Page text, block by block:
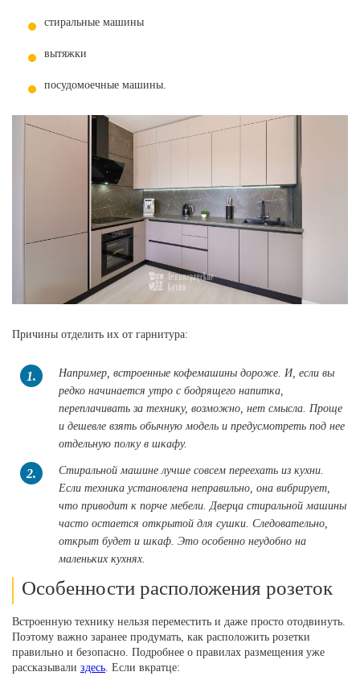
стиральные машины
вытяжки
посудомоечные машины.
Причины отделить их от гарнитура:
1.
Например, встроенные кофемашины дороже. И, если вы
редко начинается утро с бодрящего напитка,
переплачивать за технику, возможно, нет смысла. Проще
и дешевле взять обычную модель и предусмотреть под нее
отдельную полку в шкафу.
2.
Стиральной машине лучше совсем переехать из кухни.
Если техника установлена неправильно, она вибрирует,
что приводит к порче мебели. Дверца стиральной машины
часто остается открытой для сушки. Следовательно,
открыт будет и шкаф. Это особенно неудобно на
маленьких кухнях.
Особенности расположения розеток
Встроенную технику нельзя переместить и даже просто отодвинуть.
Поэтому важно заранее продумать, как расположить розетки
правильно и безопасно. Подробнее о правилах размещения уже
рассказывали здесь. Если вкратце: